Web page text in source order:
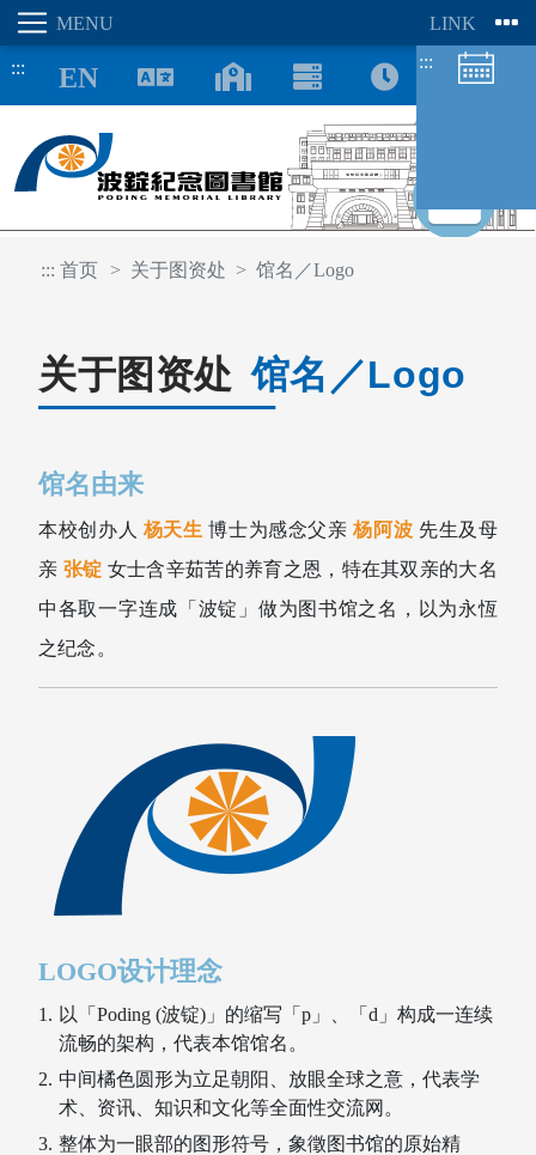
::: :::
::: 首页 关于图资处 馆名／Logo
关于图资处 馆名／Logo
馆名由来
本校创办人 杨天生博士为感念父亲 杨阿波 先生及母
亲 张锭 女士含辛茹苦的养育之恩，特在其双亲的大名
中各取一字连成「波锭」做为图书馆之名，以为永恆
之纪念。
LOGO设计理念
以「Poding (波锭)」的缩写「p」、「d」构成一连续
流畅的架构，代表本馆馆名。
中间橘色圆形为立足朝阳、放眼全球之意，代表学
术、资讯、知识和文化等全面性交流网。
整体为一眼部的图形符号，象徵图书馆的原始精